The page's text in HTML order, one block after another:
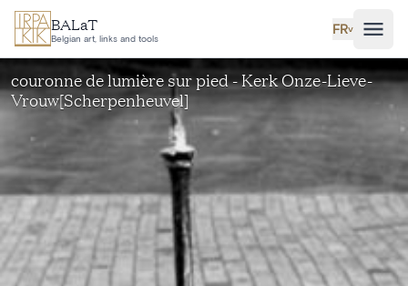
Aller au contenu principal
BALaT
Belgian art, links and tools
FR˅
couronne de lumière sur pied - Kerk Onze-Lieve-
Vrouw[Scherpenheuvel]